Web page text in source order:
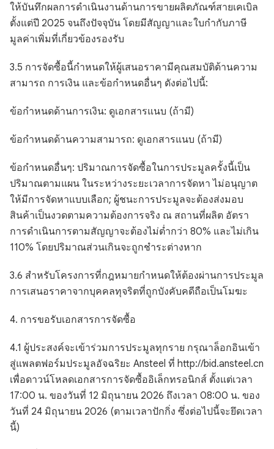
ให้บันทึกผลการดำเนินงานด้านการขายผลิตภัณฑ์สายเคเบิล
ตั้งแต่ปี 2025 จนถึงปัจจุบัน โดยมีสัญญาและใบกำกับภาษี
มูลค่าเพิ่มที่เกี่ยวข้องรองรับ
3.5 การจัดซื้อนี้กำหนดให้ผู้เสนอราคามีคุณสมบัติด้านความ
สามารถ การเงิน และข้อกำหนดอื่นๆ ดังต่อไปนี้:
ข้อกำหนดด้านการเงิน: ดูเอกสารแนบ (ถ้ามี)
ข้อกำหนดด้านความสามารถ: ดูเอกสารแนบ (ถ้ามี)
ข้อกำหนดอื่นๆ: ปริมาณการจัดซื้อในการประมูลครั้งนี้เป็น
ปริมาณตามแผน ในระหว่างระยะเวลาการจัดหา ไม่อนุญาต
ให้มีการจัดหาแบบเลือก; ผู้ชนะการประมูลจะต้องส่งมอบ
สินค้าเป็นงวดตามความต้องการจริง ณ สถานที่ผลิต อัตรา
การดำเนินการตามสัญญาจะต้องไม่ต่ำกว่า 80% และไม่เกิน
110% โดยปริมาณส่วนเกินจะถูกชำระต่างหาก
3.6 สำหรับโครงการที่กฎหมายกำหนดให้ต้องผ่านการประมูล
การเสนอราคาจากบุคคลทุจริตที่ถูกบังคับคดีถือเป็นโมฆะ
4. การขอรับเอกสารการจัดซื้อ
4.1 ผู้ประสงค์จะเข้าร่วมการประมูลทุกราย กรุณาล็อกอินเข้า
สู่แพลตฟอร์มประมูลอัจฉริยะ Ansteel ที่ http://bid.ansteel.cn
เพื่อดาวน์โหลดเอกสารการจัดซื้ออิเล็กทรอนิกส์ ตั้งแต่เวลา
17:00 น. ของวันที่ 12 มิถุนายน 2026 ถึงเวลา 08:00 น. ของ
วันที่ 24 มิถุนายน 2026 (ตามเวลาปักกิ่ง ซึ่งต่อไปนี้จะยึดเวลา
นี้)